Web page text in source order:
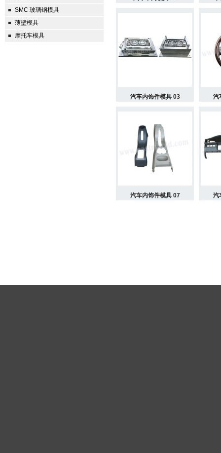
SMC 玻璃钢模具
薄壁模具
摩托车模具
汽车内饰件模具 03 汽
汽车内饰件模具 07 汽